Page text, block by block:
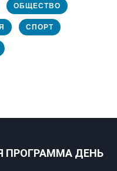
ОБЩЕСТВО
СПОРТ
ПРОГРАММА ДЕНЬ